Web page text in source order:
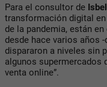
Para el consultor de Isbel
transformación digital
de la pandemia, están
desde hace varios años
dispararon a niveles sin
algunos supermercados
venta online”.